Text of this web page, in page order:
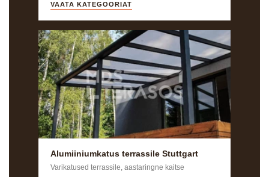
VAATA KATEGOORIAT
Alumiiniumkatus terrassile Stuttgart
Varikatused terrassile, aastaringne kaitse